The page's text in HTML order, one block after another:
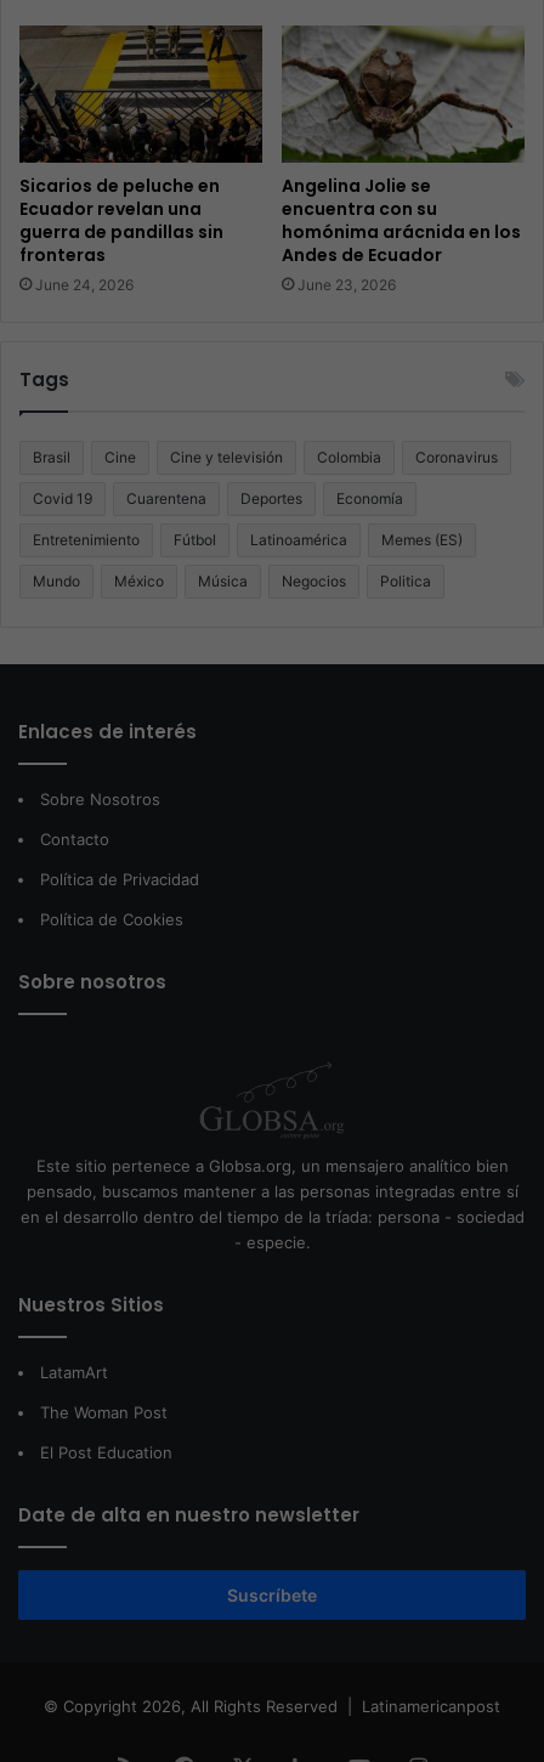
Sicarios de peluche en
Ecuador revelan una
guerra de pandillas sin
fronteras
June 24, 2026
Angelina Jolie se
encuentra con su
homónima arácnida en los
Andes de Ecuador
June 23, 2026
Tags
Brasil Cine Cine y televisión Colombia Coronavirus
Covid 19 Cuarentena Deportes Economía
Entretenimiento Fútbol Latinoamérica Memes (ES)
Mundo México Música Negocios Politica
Enlaces de interés
Sobre Nosotros
Contacto
Política de Privacidad
Política de Cookies
Sobre nosotros
Este sitio pertenece a Globsa.org, un mensajero analítico bien
pensado, buscamos mantener a las personas integradas entre sí
en el desarrollo dentro del tiempo de la tríada: persona - sociedad
- especie.
Nuestros Sitios
LatamArt
The Woman Post
El Post Education
Date de alta en nuestro newsletter
Suscríbete
© Copyright 2026, All Rights Reserved | Latinamericanpost